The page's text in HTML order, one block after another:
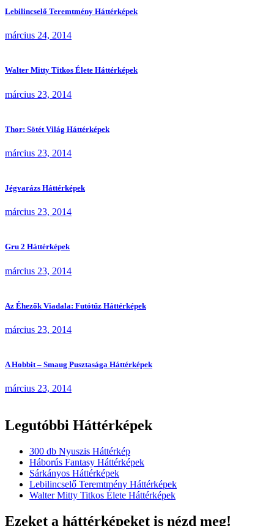
Lebilincselő Teremtmény Háttérképek
március 24, 2014
Walter Mitty Titkos Élete Háttérképek
március 23, 2014
Thor: Sötét Világ Háttérképek
március 23, 2014
Jégvarázs Háttérképek
március 23, 2014
Gru 2 Háttérképek
március 23, 2014
Az Éhezők Viadala: Futótűz Háttérképek
március 23, 2014
A Hobbit – Smaug Pusztasága Háttérképek
március 23, 2014
Legutóbbi Háttérképek
300 db Nyuszis Háttérkép
Háborús Fantasy Háttérképek
Sárkányos Háttérképek
Lebilincselő Teremtmény Háttérképek
Walter Mitty Titkos Élete Háttérképek
Ezeket a háttérképeket is nézd meg!